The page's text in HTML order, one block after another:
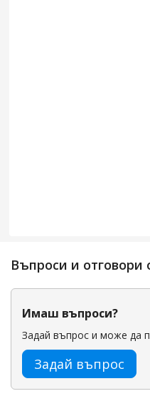
Въпроси и отговори
Имаш въпроси?
Задай въпрос и може да
Задай въпрос